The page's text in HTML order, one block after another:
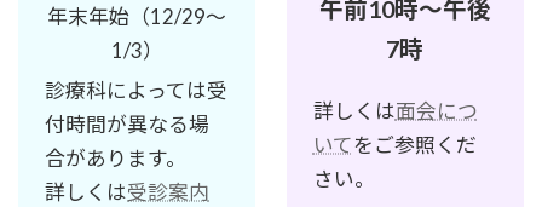
年末年始（12/29～
1/3）
診療科によっては受
付時間が異なる場
合があります。
詳しくは受診案内
午前10時～午後
7時
詳しくは面会につ
いてをご参照くだ
さい。